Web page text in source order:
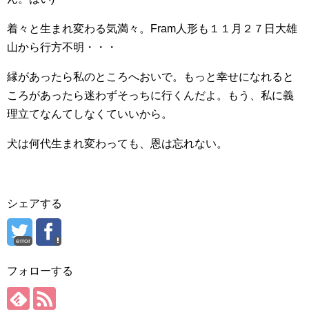
着々と生まれ変わる気満々。Fram人形も１１月２７日大雄
山から行方不明・・・
縁があったら私のところへおいで。もっと幸せになれると
ころがあったら迷わずそっちに行くんだよ。もう、私に義
理立てなんてしなくていいから。
犬は何代生まれ変わっても、恩は忘れない。
シェアする
error
フォローする